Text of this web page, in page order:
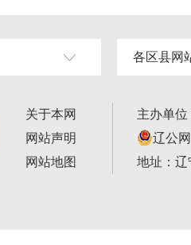
各区县网
关于本网
网站声明
网站地图
主办单
辽公
地址：辽